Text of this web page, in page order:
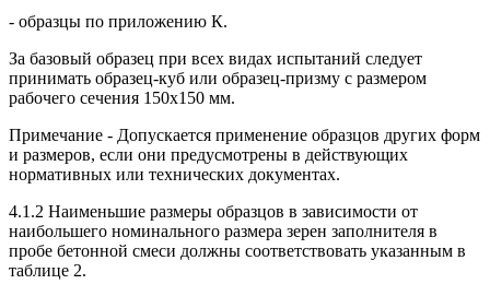
- образцы по приложению К.
За базовый образец при всех видах испытаний следует
принимать образец-куб или образец-призму с размером
рабочего сечения 150x150 мм.
Примечание - Допускается применение образцов других форм
и размеров, если они предусмотрены в действующих
нормативных или технических документах.
4.1.2 Наименьшие размеры образцов в зависимости от
наибольшего номинального размера зерен заполнителя в
пробе бетонной смеси должны соответствовать указанным в
таблице 2.